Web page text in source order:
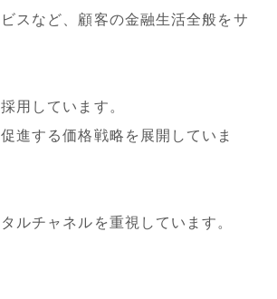
スなど、顧客の金融生活全般をサ
用しています。
進する価格戦略を展開していま
ルチャネルを重視しています。